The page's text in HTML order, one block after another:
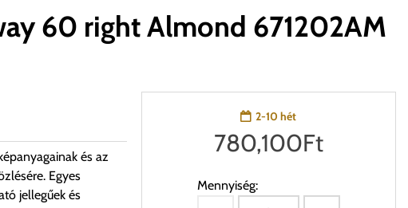
60 right Almond 671202AM
és az
Egyes
jellegűek és
2-10 hét
780,100Ft
Mennyiség: